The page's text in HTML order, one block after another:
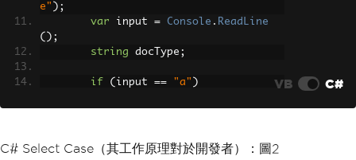
e" );
var input = Console . ReadLine
();
string docType ;
if ( input == "a" )
else
if (input == "b")
VB C#
C# Select Case（其工作原理對於開發者）：圖2